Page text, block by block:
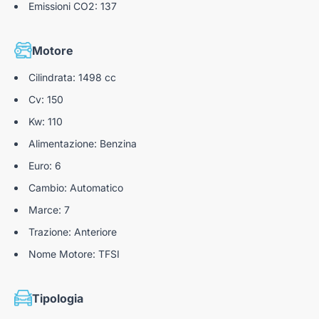
Freno di stazionamento elettromeccanico
Emissioni CO2: 137
Motore
Cilindrata: 1498 cc
Cv: 150
Kw: 110
Alimentazione: Benzina
Euro: 6
Cambio: Automatico
Marce: 7
Trazione: Anteriore
Nome Motore: TFSI
Tipologia